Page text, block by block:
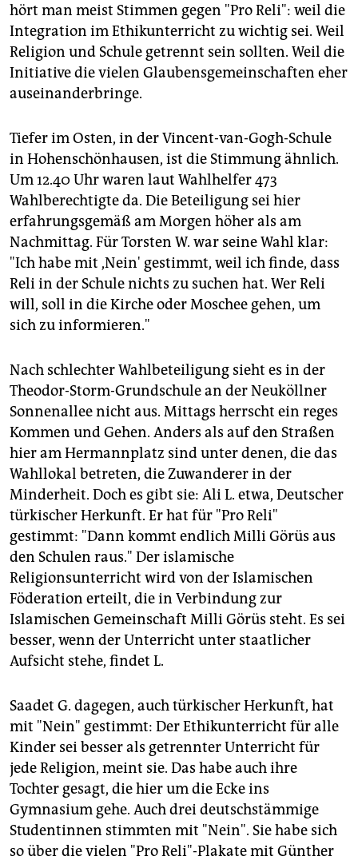
hört man meist Stimmen gegen "Pro Reli": weil die
Integration im Ethikunterricht zu wichtig sei. Weil
Religion und Schule getrennt sein sollten. Weil die
Initiative die vielen Glaubensgemeinschaften eher
auseinanderbringe.
Tiefer im Osten, in der Vincent-van-Gogh-Schule
in Hohenschönhausen, ist die Stimmung ähnlich.
Um 12.40 Uhr waren laut Wahlhelfer 473
Wahlberechtigte da. Die Beteiligung sei hier
erfahrungsgemäß am Morgen höher als am
Nachmittag. Für Torsten W. war seine Wahl klar:
"Ich habe mit ,Nein' gestimmt, weil ich finde, dass
Reli in der Schule nichts zu suchen hat. Wer Reli
will, soll in die Kirche oder Moschee gehen, um
sich zu informieren."
Nach schlechter Wahlbeteiligung sieht es in der
Theodor-Storm-Grundschule an der Neuköllner
Sonnenallee nicht aus. Mittags herrscht ein reges
Kommen und Gehen. Anders als auf den Straßen
hier am Hermannplatz sind unter denen, die das
Wahllokal betreten, die Zuwanderer in der
Minderheit. Doch es gibt sie: Ali L. etwa, Deutscher
türkischer Herkunft. Er hat für "Pro Reli"
gestimmt: "Dann kommt endlich Milli Görüs aus
den Schulen raus." Der islamische
Religionsunterricht wird von der Islamischen
Föderation erteilt, die in Verbindung zur
Islamischen Gemeinschaft Milli Görüs steht. Es sei
besser, wenn der Unterricht unter staatlicher
Aufsicht stehe, findet L.
Saadet G. dagegen, auch türkischer Herkunft, hat
mit "Nein" gestimmt: Der Ethikunterricht für alle
Kinder sei besser als getrennter Unterricht für
jede Religion, meint sie. Das habe auch ihre
Tochter gesagt, die hier um die Ecke ins
Gymnasium gehe. Auch drei deutschstämmige
Studentinnen stimmten mit "Nein". Sie habe sich
so über die vielen "Pro Reli"-Plakate mit Günther